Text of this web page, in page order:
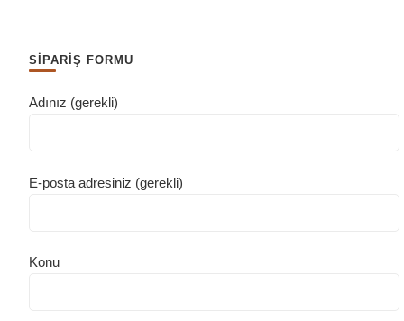
SİPARİŞ FORMU
Adınız (gerekli)
E-posta adresiniz (gerekli)
Konu